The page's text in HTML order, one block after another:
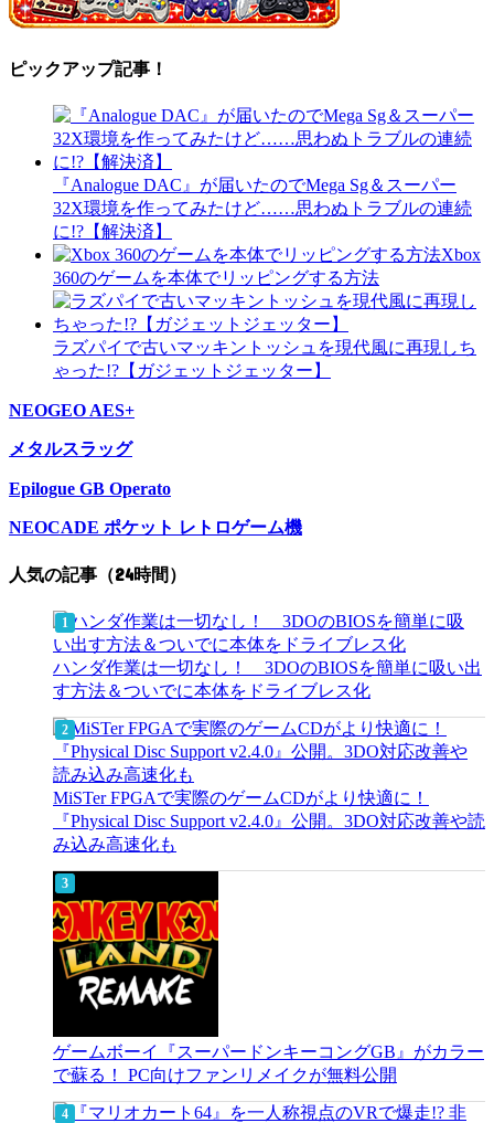
ピックアップ記事！
『Analogue DAC』が届いたのでMega Sg＆スーパー
32X環境を作ってみたけど……思わぬトラブルの連続
に!?【解決済】
Xbox
360のゲームを本体でリッピングする方法
ラズパイで古いマッキントッシュを現代風に再現しち
ゃった!?【ガジェットジェッター】
NEOGEO AES+
メタルスラッグ
Epilogue GB Operato
NEOCADE ポケット レトロゲーム機
人気の記事（24時間）
ハンダ作業は一切なし！ 3DOのBIOSを簡単に吸い出
す方法＆ついでに本体をドライブレス化
MiSTer FPGAで実際のゲームCDがより快適に！
『Physical Disc Support v2.4.0』公開。3DO対応改善や読
み込み高速化も
ゲームボーイ『スーパードンキーコングGB』がカラー
で蘇る！ PC向けファンリメイクが無料公開